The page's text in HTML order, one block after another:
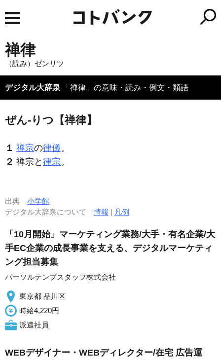
禅律
（読み）ゼンリツ
デジタル大辞泉 「禅律」の意味・読み・例文・類語
ぜん‐りつ【禅律】
１ 禅宗の律儀。
２ 禅宗と 律宗。
出典 小学館
デジタル大辞泉について情報 | 凡例
「10月開始」マーケティング業務/大手・有名企業/大
手EC企業の成長事業を支える、デジタルマーケティ
ング担当募集
パーソルテンプスタッフ株式会社
東京都 品川区
時給4,220円
派遣社員
WEBデザイナー・WEBディレクター/在宅 広告運